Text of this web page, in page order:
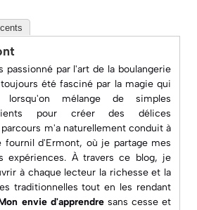
passionné par l'art de la boulangerie
été fasciné par la magie qui
lorsqu'on mélange de simples
pour créer des délices
m'a naturellement conduit à
fournil d'Ermont, où je partage mes
expériences. À travers ce blog, je
à chaque lecteur la richesse et la
traditionnelles tout en les rendant
envie d'apprendresans cesse et